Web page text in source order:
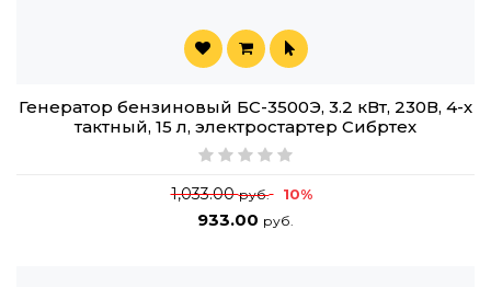
Генератор бензиновый БС-3500Э, 3.2 кВт, 230В, 4-х
тактный, 15 л, электростартер Сибртех
1,033.00руб. 10%
933.00 руб.